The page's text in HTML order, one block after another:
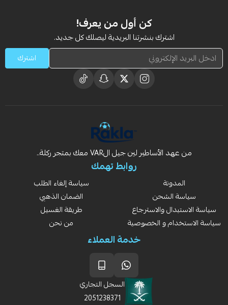
كن أول من يعرف!
اشترك بنشرتنا البريدية ليصلك كل جديد.
اشترك
من عهد الأساطير لين جيل الVAR معك بمتجر ركلة..
روابط تهمك
المدونة
سياسة الشحن
سياسة الاستبدال والاسترجاع
سياسة الاستخدام و الخصوصية
سياسة إلغاء الطلب
الضمان الذهبي
طريقة الغسيل
من نحن
خدمة العملاء
السجل التجاري
2051238371